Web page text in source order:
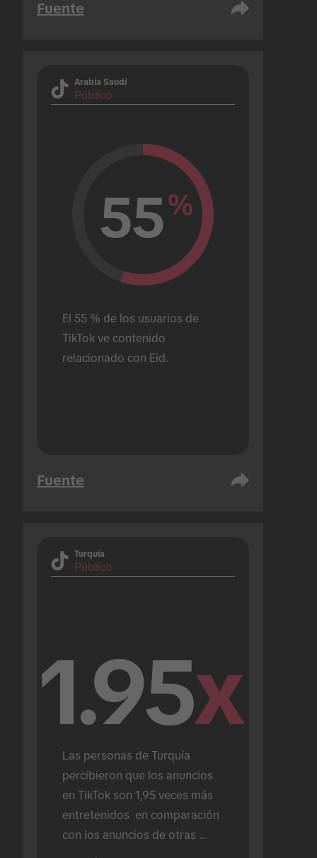
Fuente
Arabia Saudí
Público
55%
El 55 % de los usuarios de
TikTok ve contenido
relacionado con Eid.
Fuente
Turquía
Público
1.95x
Las personas de Turquía
percibieron que los anuncios
en TikTok son 1,95 veces más
entretenidos  en comparación
con los anuncios de otras
plataformas.